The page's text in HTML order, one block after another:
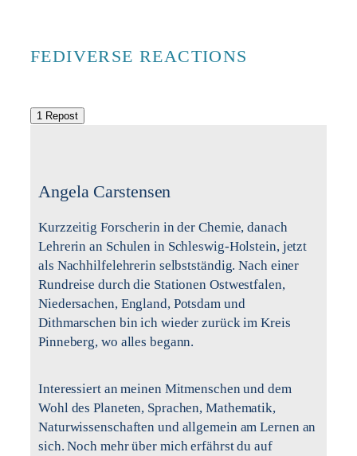
FEDIVERSE REACTIONS
1 Repost
Angela Carstensen
Kurzzeitig Forscherin in der Chemie, danach
Lehrerin an Schulen in Schleswig-Holstein, jetzt
als Nachhilfelehrerin selbstständig. Nach einer
Rundreise durch die Stationen Ostwestfalen,
Niedersachen, England, Potsdam und
Dithmarschen bin ich wieder zurück im Kreis
Pinneberg, wo alles begann.
Interessiert an meinen Mitmenschen und dem
Wohl des Planeten, Sprachen, Mathematik,
Naturwissenschaften und allgemein am Lernen an
sich. Noch mehr über mich erfährst du auf